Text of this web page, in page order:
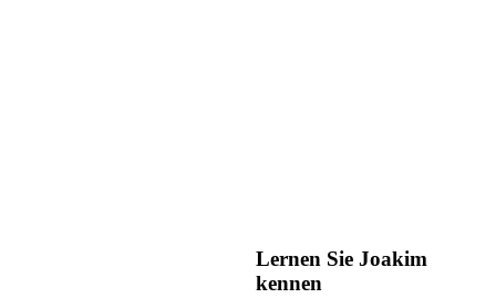
Lernen Sie Joakim
kennen